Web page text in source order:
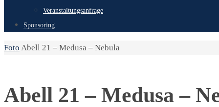
Veranstaltungsanfrage
Sponsoring
Start
Foto Abell 21 – Medusa – Nebula
Abell 21 – Medusa –